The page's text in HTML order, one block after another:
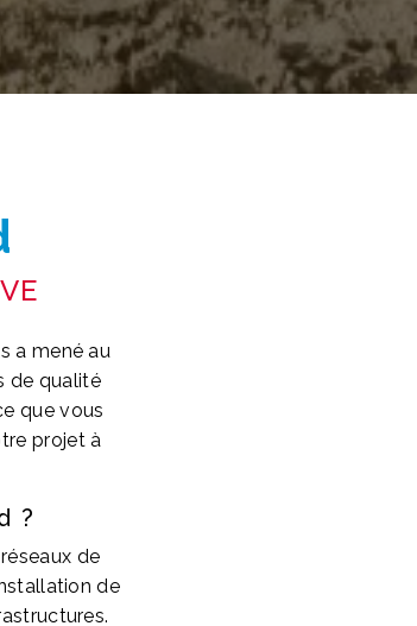
a mené au
de qualité
que vous
projet à
?
de
de